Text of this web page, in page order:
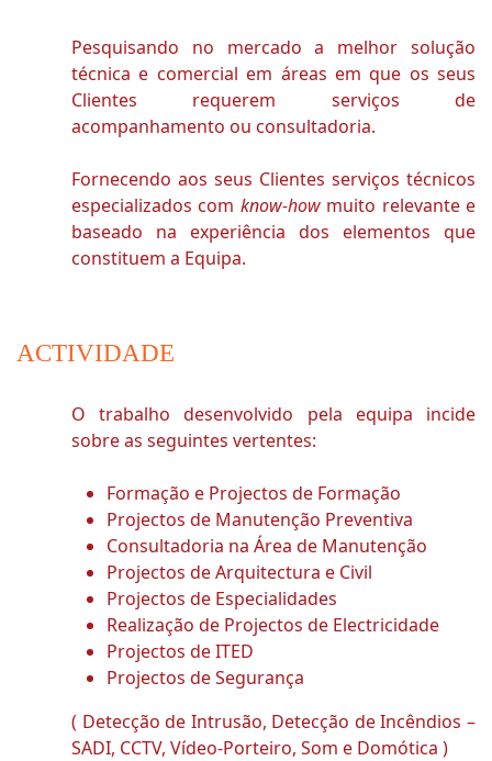
Pesquisando no mercado a melhor solução
técnica e comercial em áreas em que os seus
Clientes requerem serviços de
acompanhamento ou consultadoria.
Fornecendo aos seus Clientes serviços técnicos
especializados com know-howmuito relevante e
baseado na experiência dos elementos que
constituem a Equipa.
ACTIVIDADE
O trabalho desenvolvido pela equipa incide
sobre as seguintes vertentes:
Formação e Projectos de Formação
Projectos de Manutenção Preventiva
Consultadoria na Área de Manutenção
Projectos de Arquitectura e Civil
Projectos de Especialidades
Realização de Projectos de Electricidade
Projectos de ITED
Projectos de Segurança
( Detecção de Intrusão, Detecção de Incêndios –
SADI, CCTV, Vídeo-Porteiro, Som e Domótica )